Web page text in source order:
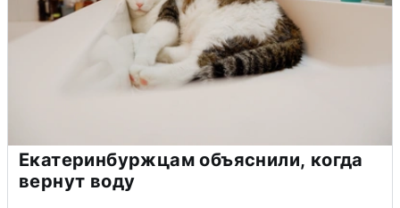
Екатеринбуржцам объяснили, когда
вернут воду